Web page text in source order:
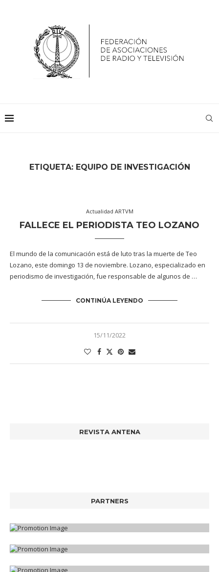
ETIQUETA: EQUIPO DE INVESTIGACIÓN
Actualidad ARTVM
FALLECE EL PERIODISTA TEO LOZANO
El mundo de la comunicación está de luto tras la muerte de Teo
Lozano, este domingo 13 de noviembre. Lozano, especializado en
periodismo de investigación, fue responsable de algunos de …
CONTINÚA LEYENDO
15/11/2022
REVISTA ANTENA
PARTNERS